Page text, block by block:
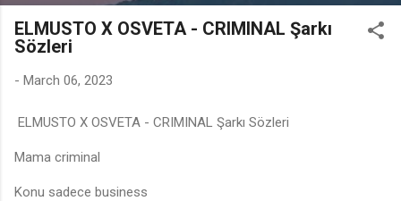
ELMUSTO X OSVETA - CRIMINAL Şarkı
Sözleri
- March 06, 2023
ELMUSTO X OSVETA - CRIMINAL Şarkı Sözleri
Mama criminal
Konu sadece business